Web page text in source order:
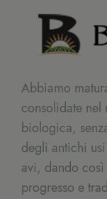
Abbiamo
consolidate
biologica,
degli antichi
avi, dando
progresso e